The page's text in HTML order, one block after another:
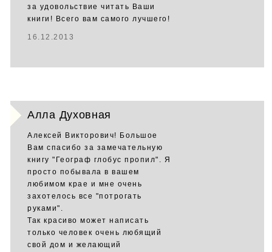
за удовольствие читать Ваши
книги! Всего вам самого лучшего!
16.12.2013
Алла Духовная
Алексей Викторович! Большое
Вам спасибо за замечательную
книгу "Географ глобус пропил". Я
просто побывала в вашем
любимом крае и мне очень
захотелось все "потрогать
руками".
Так красиво может написать
только человек очень любящий
свой дом и желающий